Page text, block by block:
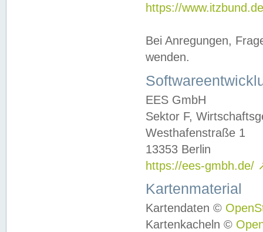
https://
Bei Anregungen,
wenden.
EES GmbH
Sektor F,
Westhafenstraße 1
13353 Berlin
https://ees-gmbh.de/
Kartenmaterial
Kartendaten ©
Kartenkacheln ©